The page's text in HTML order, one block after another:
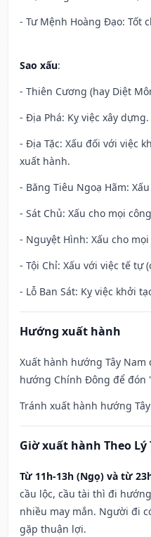
- Tư Mệnh Hoàng Đạo: Tốt
Sao xấu:
- Thiên Cương (hay Diệt
- Địa Phá: Kỵ việc xây dựng.
- Địa Tặc: Xấu đối với việc
xuất hành.
- Băng Tiêu Ngoạ Hãm:
- Sát Chủ: Xấu cho mọi
- Nguyệt Hình: Xấu cho
- Tội Chỉ: Xấu với việc tế tự
- Lỗ Ban Sát: Kỵ việc khởi
Hướng xuất hành
Xuất hành hướng Tây Nam
hướng Chính Đông để đón
Tránh xuất hành hướng
Giờ xuất hành Theo Lý
Từ 11h-13h (Ngọ) và từ
cầu lộc, cầu tài thì đi
nhiều may mắn. Người đi
gặp thuận lợi.